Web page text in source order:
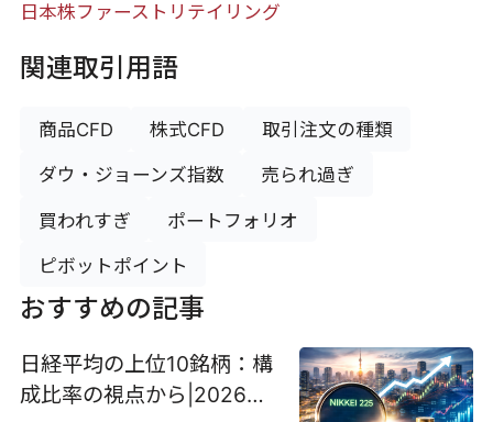
日本株ファーストリテイリング
関連取引用語
商品CFD 株式CFD 取引注文の種類
ダウ・ジョーンズ指数 売られ過ぎ
買われすぎ ポートフォリオ
ピボットポイント
おすすめの記事
日経平均の上位10銘柄：構
成比率の視点から|2026最